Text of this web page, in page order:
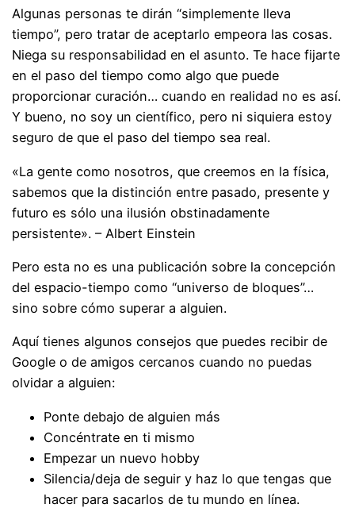
Algunas personas te dirán “simplemente lleva
tiempo”, pero tratar de aceptarlo empeora las cosas.
Niega su responsabilidad en el asunto. Te hace fijarte
en el paso del tiempo como algo que puede
proporcionar curación… cuando en realidad no es así.
Y bueno, no soy un científico, pero ni siquiera estoy
seguro de que el paso del tiempo sea real.
«La gente como nosotros, que creemos en la física,
sabemos que la distinción entre pasado, presente y
futuro es sólo una ilusión obstinadamente
persistente». – Albert Einstein
Pero esta no es una publicación sobre la concepción
del espacio-tiempo como “universo de bloques”…
sino sobre cómo superar a alguien.
Aquí tienes algunos consejos que puedes recibir de
Google o de amigos cercanos cuando no puedas
olvidar a alguien:
Ponte debajo de alguien más
Concéntrate en ti mismo
Empezar un nuevo hobby
Silencia/deja de seguir y haz lo que tengas que
hacer para sacarlos de tu mundo en línea.